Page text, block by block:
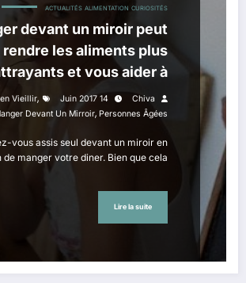
ACTUALITÉS ALIMENTATION CURIOSITÉS
devant un miroir peut
rendre les aliments plus
et vous aider à
retrouver votre appétit
Chiva
14 Juin 2017
Vieillir,
Devant Un Mirroir, Personnes Âgées
vous assis seul devant un miroir en
de manger votre diner. Bien que cela…
Lire la suite